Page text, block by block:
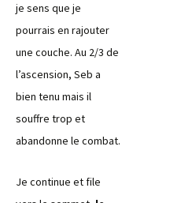
je sens que je
pourrais en rajouter
une couche. Au 2/3 de
l’ascension, Seb a
bien tenu mais il
souffre trop et
abandonne le combat.
Je continue et file